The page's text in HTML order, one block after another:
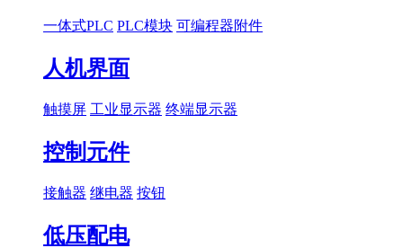
一体式PLC PLC模块 可编程器附件
人机界面
触摸屏 工业显示器 终端显示器
控制元件
接触器 继电器 按钮
低压配电